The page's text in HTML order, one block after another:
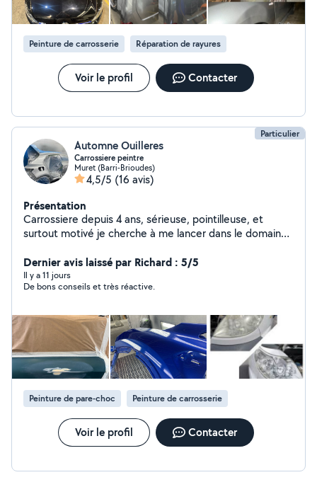
Peinture de carrosserie Réparation de rayures
Voir le profil Contacter
Particulier
Automne Ouilleres
Carrossiere peintre
Muret (Barri-Brioudes)
4,5/5 (16 avis)
Présentation
Carrossiere depuis 4 ans, sérieuse, pointilleuse, et
surtout motivé je cherche à me lancer dans le domaine
me contacter !
Dernier avis laissé par Richard : 5/5
Il y a 11 jours
De bons conseils et très réactive.
Peinture de pare-choc Peinture de carrosserie
Voir le profil Contacter